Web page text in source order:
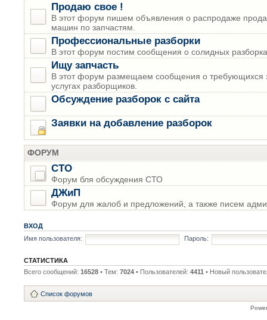
Продаю свое !
В этот форум пишем объявления о распродаже
машин по запчастям.
Профессиональные разборки
В этот форум постим сообщения о солидных
Ищу запчасть
В этот форум размещаем сообщения о требующихся
услугах разборщиков.
Обсуждение разборок с сайта
Заявки на добавление разборок
ФОРУМ
СТО
Форум бля обсуждения СТО
ДЖиП
Форум для жалоб и предложений, а также писем
ВХОД
Имя пользователя:
Пароль:
СТАТИСТИКА
Всего сообщений: 16528 • Тем: 7024 • Пользователей: 4411 • Новый
Список форумов